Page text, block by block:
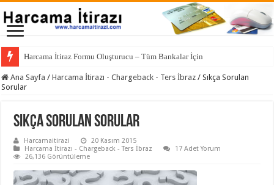
TEB –
Ana Sayfa / Harcama İtirazı - Chargeback - Ters İbraz / Sıkça Sorulan
Sorular
Sıkça Sorulan Sorular
Harcamaitirazi
20 Kasım 2015
Harcama İtirazı - Chargeback - Ters İbraz
17 Adet Yorum
26,136 Görüntüleme